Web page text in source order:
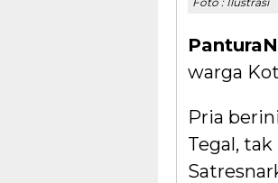
warga
Pria
Tegal,